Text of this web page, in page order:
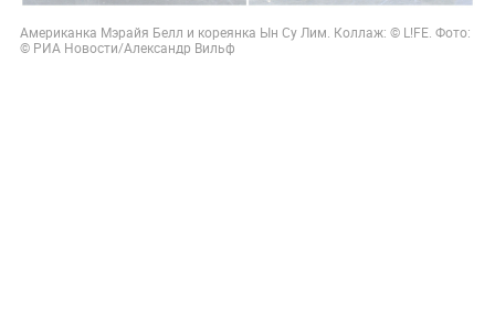
Американка Мэрайя Белл и кореянка Ын Су Лим. Коллаж: © L!FE. Фото:
© РИА Новости/Александр Вильф